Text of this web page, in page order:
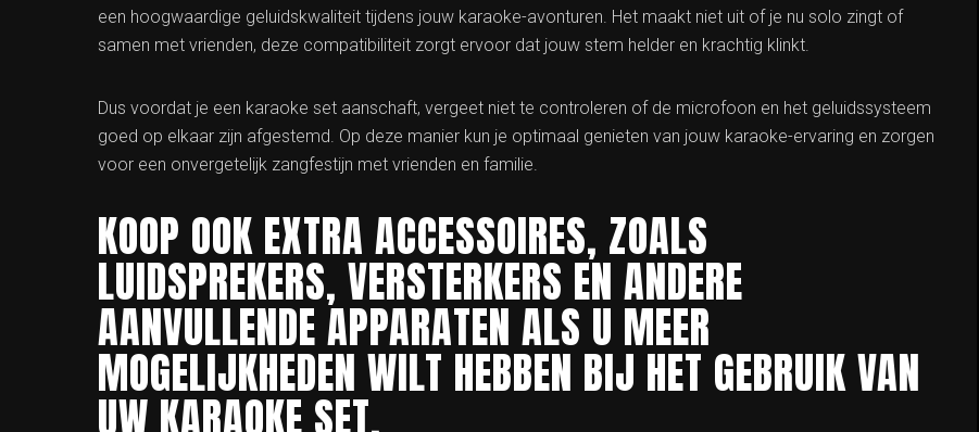
een hoogwaardige geluidskwaliteit tijdens jouw karaoke-avonturen. Het maakt niet uit of je nu solo zingt of
samen met vrienden, deze compatibiliteit zorgt ervoor dat jouw stem helder en krachtig klinkt.
Dus voordat je een karaoke set aanschaft, vergeet niet te controleren of de microfoon en het geluidssysteem
goed op elkaar zijn afgestemd. Op deze manier kun je optimaal genieten van jouw karaoke-ervaring en zorgen
voor een onvergetelijk zangfestijn met vrienden en familie.
KOOP OOK EXTRA ACCESSOIRES, ZOALS
LUIDSPREKERS, VERSTERKERS EN ANDERE
AANVULLENDE APPARATEN ALS U MEER
MOGELIJKHEDEN WILT HEBBEN BIJ HET GEBRUIK VAN
UW KARAOKE SET.